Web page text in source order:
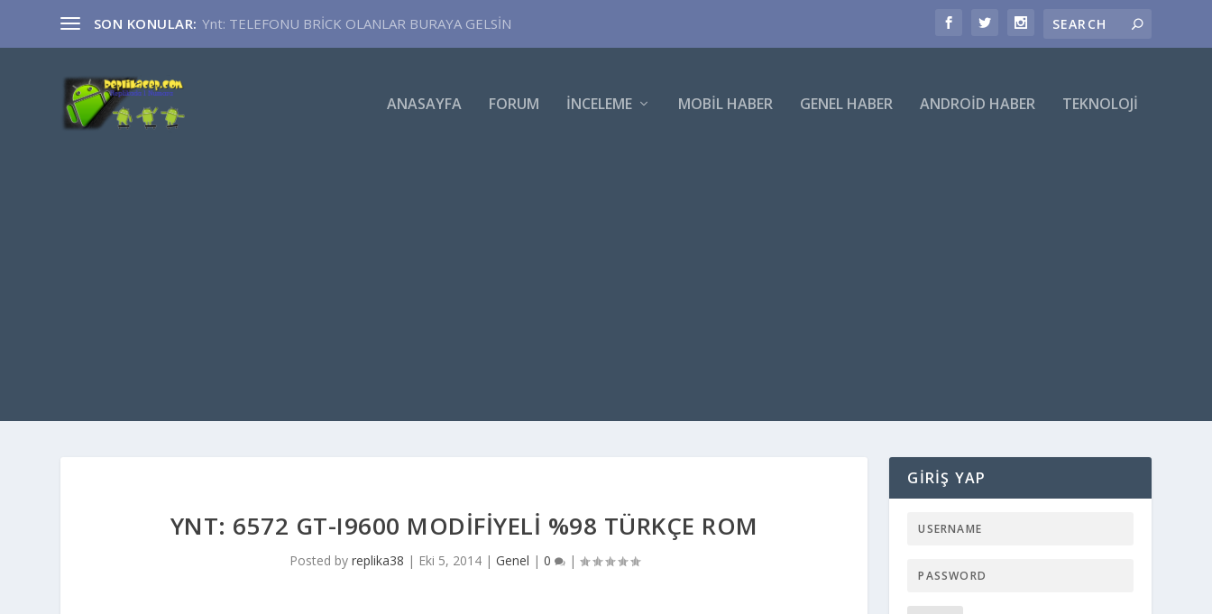
SON KONULAR: Ynt: TELEFONU BRİCK OLANLAR BURAYA GELSİN
ANASAYFA FORUM İNCELEME MOBIL HABER GENEL HABER ANDROID HABER TEKNOLOJI
YNT: 6572 GT-I9600 MODİFİYELİ %98 TÜRKÇE ROM
Posted by replika38 | Eki 5, 2014| Genel | 0 |
GIRIŞ YAP